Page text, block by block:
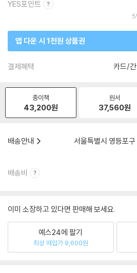
YES포인트
5
앱 다운 시 1천원 상품권
결제혜택 카드/
종이책
43,200원
원서
37,560원
배송안내
서울특별시 영등포
배송비
이미 소장하고 있다면 판매해 보세요.
예스24에 팔기
최상 매입가 9,600원